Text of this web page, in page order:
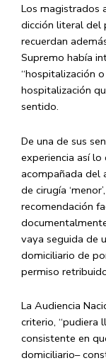
Los magistrados
dicción literal del
recuerdan
Supremo había
“hospitalización
hospitalización
sentido.
De una de sus
experiencia así
acompañada del
de cirugía
recomendación
vaya seguida de
domiciliario de
permiso
La Audiencia
criterio, “pudiera
consistente en
domiciliario–